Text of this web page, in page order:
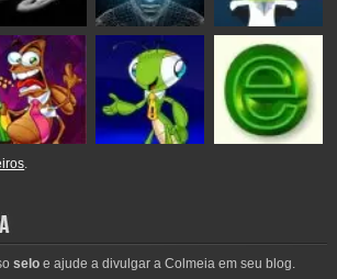
.
seloe ajude a divulgar a Colmeia em seu blog.